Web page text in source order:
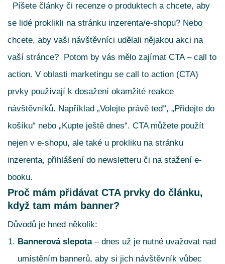
Píšete články či recenze o produktech a chcete, aby
se lidé proklikli na stránku inzerenta/e-shopu? Nebo
chcete, aby vaši návštěvníci udělali nějakou akci na
vaší stránce? Potom by vás mělo zajímat CTA – call to
action. V oblasti marketingu se call to action (CTA)
prvky používají k dosažení okamžité reakce
návštěvníků. Například „Volejte právě teď“, „Přidejte do
košíku“ nebo „Kupte ještě dnes“. CTA můžete použít
nejen v e-shopu, ale také u prokliku na stránku
inzerenta, přihlášení do newsletteru či na stažení e-
booku.
Proč mám přidávat CTA prvky do článku,
když tam mám banner?
Důvodů je hned několik:
Bannerová slepota– dnes už je nutné uvažovat nad
umístěním bannerů, aby si jich návštěvník vůbec